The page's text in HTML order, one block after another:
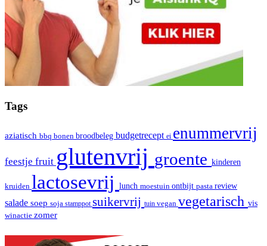
Tags
aziatisch bbq bonen broodbeleg budgetrecept ei enummervrij
feestje fruit glutenvrij groente kinderen
kruiden lactosevrij lunch moestuin ontbijt pasta review
salade soep soja stamppot suikervrij tuin vegan vegetarisch vis
winactie zomer